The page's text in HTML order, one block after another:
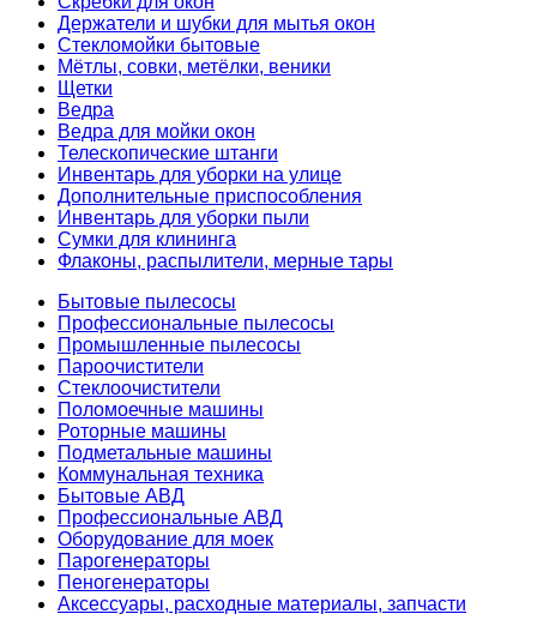
Держатели и шубки для мытья окон
Стекломойки бытовые
Мётлы, совки, метёлки, веники
Щетки
Ведра
Ведра для мойки окон
Телескопические штанги
Инвентарь для уборки на улице
Дополнительные приспособления
Инвентарь для уборки пыли
Сумки для клининга
Флаконы, распылители, мерные тары
Бытовые пылесосы
Профессиональные пылесосы
Промышленные пылесосы
Пароочистители
Стеклоочистители
Поломоечные машины
Роторные машины
Подметальные машины
Коммунальная техника
Бытовые АВД
Профессиональные АВД
Оборудование для моек
Парогенераторы
Пеногенераторы
Аксессуары, расходные материалы, запчасти